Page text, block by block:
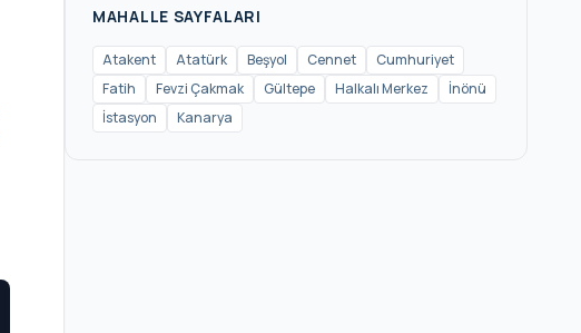
MAHALLE SAYFALARI
Atakent Atatürk Beşyol Cennet
Cumhuriyet
Fatih
Fevzi Çakmak Gültepe Halkalı Merkez
İnönü
İstasyon
Kanarya